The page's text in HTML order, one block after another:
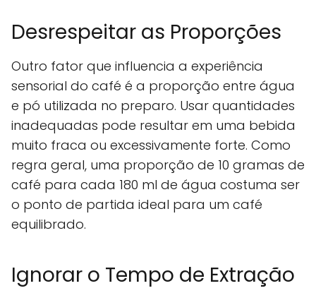
Desrespeitar as Proporções
Outro fator que influencia a experiência
sensorial do café é a proporção entre água
e pó utilizada no preparo. Usar quantidades
inadequadas pode resultar em uma bebida
muito fraca ou excessivamente forte. Como
regra geral, uma proporção de 10 gramas de
café para cada 180 ml de água costuma ser
o ponto de partida ideal para um café
equilibrado.
Ignorar o Tempo de Extração